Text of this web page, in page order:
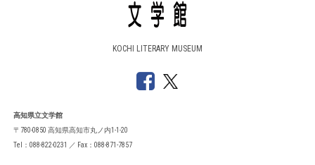
KOCHI LITERARY MUSEUM
高知県立文学館
〒780-0850 高知県高知市丸ノ内1-1-20
Tel：088-822-0231 ／ Fax：088-871-7857